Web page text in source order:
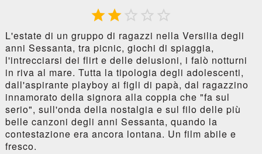
   
L'estate di un gruppo di ragazzi nella Versilia degli
anni Sessanta, tra picnic, giochi di spiaggia,
l'intrecciarsi dei flirt e delle delusioni, i falò notturni
in riva al mare. Tutta la tipologia degli adolescenti,
dall'aspirante playboy ai figli di papà, dal ragazzino
innamorato della signora alla coppia che "fa sul
serio", sull'onda della nostalgia e sul filo delle più
belle canzoni degli anni Sessanta, quando la
contestazione era ancora lontana. Un film abile e
fresco.